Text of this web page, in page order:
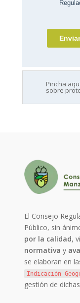
Pincha
sobre
El Consejo
Público, sin
por la calidad,
normativa y
se elaboran en
Indicación
gestión de